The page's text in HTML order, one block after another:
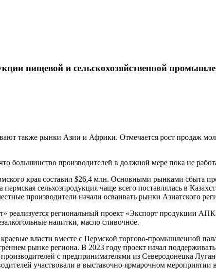
пищевой и сельскохозяйственной
также рынки Азии и Африки. Отмечается рост продаж
большинство производителей в должной мере пока не
края составил $26,4 млн. Основными рынками сбыта
сельхозпродукция чаще всего поставлялась в
производители начали осваивать рынки Азиатского
реализуется региональный проект «Экспорт продукции
напитки, масло сливочное.
власти вместе с Пермской торгово-промышленной
рынке региона. В 2023 году проект начал
с предпринимателями из Северодонецка
участвовали в выставочно-ярмарочном мероприятии